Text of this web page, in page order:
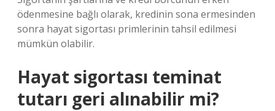
ödenmesine bağlı olarak, kredinin sona ermesinden
sonra hayat sigortası primlerinin tahsil edilmesi
mümkün olabilir.
Hayat sigortası teminat
tutarı geri alınabilir mi?